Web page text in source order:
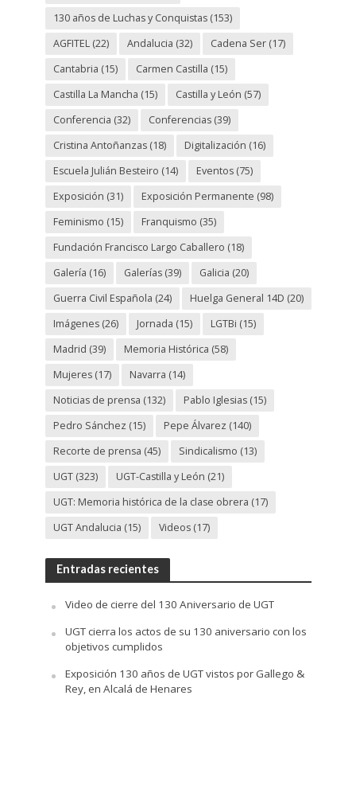
130 años de Luchas y Conquistas(153)
AGFITEL(22) Andalucia (32) Cadena Ser(17)
Cantabria (15) Carmen Castilla (15)
Castilla La Mancha (15) Castilla y León (57)
Conferencia (32) Conferencias(39)
Cristina Antoñanzas(18) Digitalización (16)
Escuela Julián Besteiro (14) Eventos(75)
Exposición (31) Exposición Permanente (98)
Feminismo (15) Franquismo (35)
Fundación Francisco Largo Caballero (18)
Galería (16) Galerías(39) Galicia (20)
Guerra Civil Española (24) Huelga General 14D (20)
Imágenes(26) Jornada (15) LGTBi (15)
Madrid (39) Memoria Histórica (58)
Mujeres(17) Navarra (14)
Noticias de prensa (132) Pablo Iglesias(15)
Pedro Sánchez (15) Pepe Álvarez (140)
Recorte de prensa (45) Sindicalismo (13)
UGT(323) UGT-Castilla y León (21)
UGT: Memoria histórica de la clase obrera (17)
UGT Andalucia (15) Videos(17)
Entradas recientes
Video de cierre del 130 Aniversario de UGT
UGT cierra los actos de su 130 aniversario con los
objetivos cumplidos
Exposición 130 años de UGT vistos por Gallego &
Rey, en Alcalá de Henares